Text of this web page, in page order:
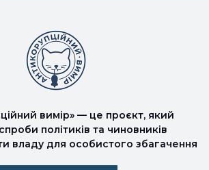
вимір» — це проєкт, який
політиків та чиновників
владу для особистого збагачення